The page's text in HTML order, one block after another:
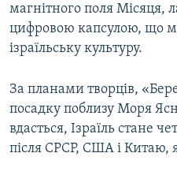
магнітного поля Місяця,
цифровою капсулою, що
ізраїльську культуру.
За планами творців,
посадку поблизу Моря
вдасться, Ізраїль стане
після СРСР, США і Китаю,